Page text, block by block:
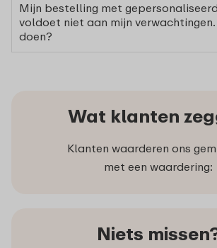
Mijn bestelling met
voldoet niet aan mijn
doen?
Wat klanten
Klanten waarderen ons
met een waardering:
Niets